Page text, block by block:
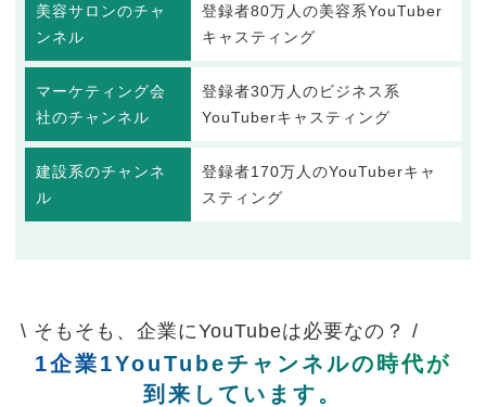
美容サロンのチャ
ンネル
登録者80万人の美容系YouTuber
キャスティング
マーケティング会
社のチャンネル
登録者30万人のビジネス系
YouTuberキャスティング
建設系のチャンネ
ル
登録者170万人のYouTuberキャ
スティング
\ そもそも、企業にYouTubeは必要なの？ /
1企業1YouTubeチャンネルの時代が
到来しています。